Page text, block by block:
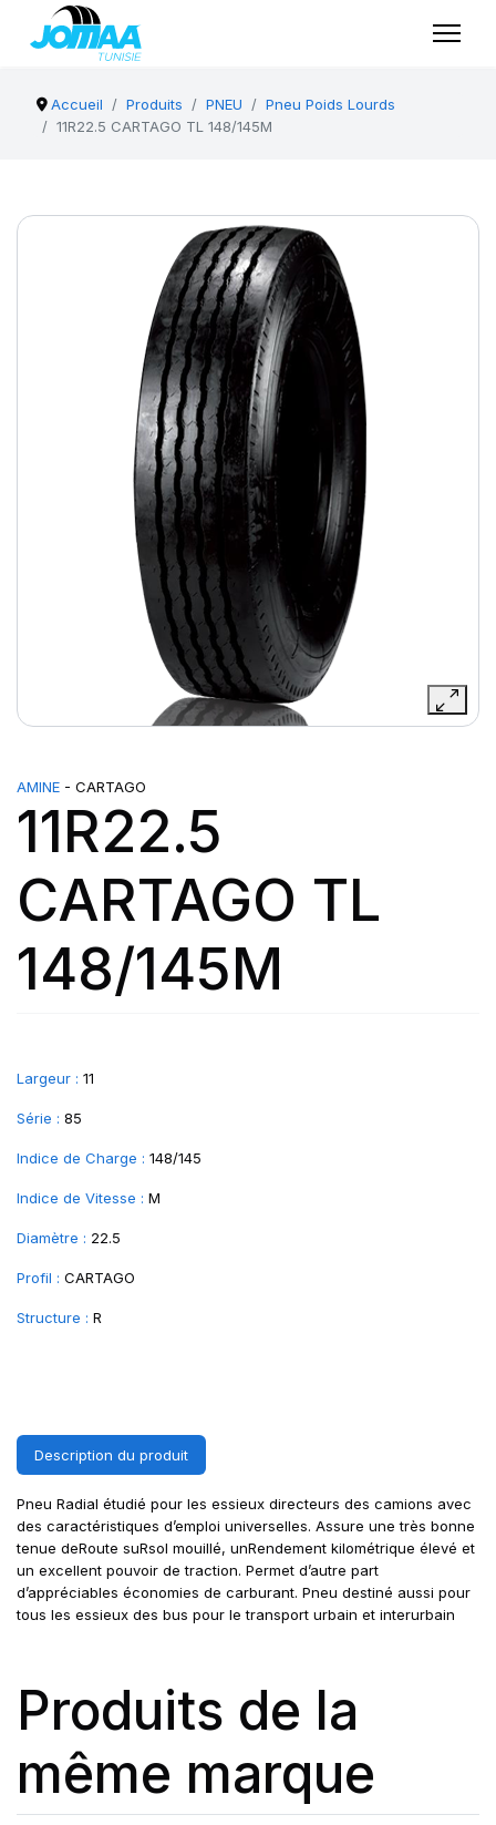
Accueil Produits PNEU
Pneu Poids Lourds
11R22.5 CARTAGO TL 148/145M
AMINE - CARTAGO
11R22.5
CARTAGO TL
148/145M
Largeur : 11
Série : 85
Indice de Charge : 148/145
Indice de Vitesse : M
Diamètre : 22.5
Profil : CARTAGO
Structure : R
Description du produit
Pneu Radial étudié pour les essieux directeurs des camions avec
des caractéristiques d’emploi universelles. Assure une très bonne
tenue deRoute suRsol mouillé, unRendement kilométrique élevé et
un excellent pouvoir de traction. Permet d’autre part
d’appréciables économies de carburant. Pneu destiné aussi pour
tous les essieux des bus pour le transport urbain et interurbain
Produits de la
même marque